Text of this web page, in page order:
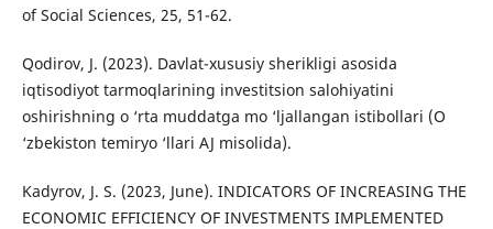
of Social Sciences, 25, 51-62.
Qodirov, J. (2023). Davlat-xususiy sherikligi asosida
iqtisodiyot tarmoqlarining investitsion salohiyatini
oshirishning o ‘rta muddatga mo ‘ljallangan istibollari (O
‘zbekiston temiryo ‘llari AJ misolida).
Kadyrov, J. S. (2023, June). INDICATORS OF INCREASING THE
ECONOMIC EFFICIENCY OF INVESTMENTS IMPLEMENTED